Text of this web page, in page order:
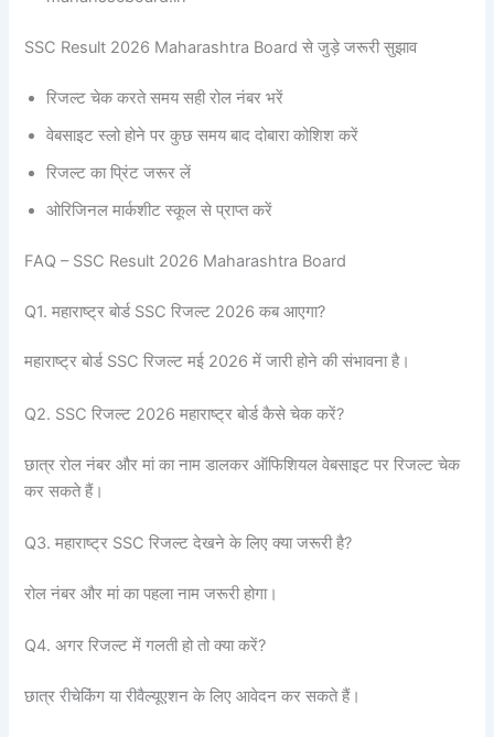
SSC Result 2026 Maharashtra Board से जुड़े जरूरी सुझाव
रिजल्ट चेक करते समय सही रोल नंबर भरें
वेबसाइट स्लो होने पर कुछ समय बाद दोबारा कोशिश करें
रिजल्ट का प्रिंट जरूर लें
ओरिजिनल मार्कशीट स्कूल से प्राप्त करें
FAQ – SSC Result 2026 Maharashtra Board
Q1. महाराष्ट्र बोर्ड SSC रिजल्ट 2026 कब आएगा?
महाराष्ट्र बोर्ड SSC रिजल्ट मई 2026 में जारी होने की संभावना है।
Q2. SSC रिजल्ट 2026 महाराष्ट्र बोर्ड कैसे चेक करें?
छात्र रोल नंबर और मां का नाम डालकर ऑफिशियल वेबसाइट पर रिजल्ट चेक
कर सकते हैं।
Q3. महाराष्ट्र SSC रिजल्ट देखने के लिए क्या जरूरी है?
रोल नंबर और मां का पहला नाम जरूरी होगा।
Q4. अगर रिजल्ट में गलती हो तो क्या करें?
छात्र रीचेकिंग या रीवैल्यूएशन के लिए आवेदन कर सकते हैं।